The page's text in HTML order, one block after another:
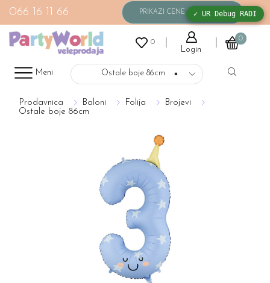
066 16 11 66
0
Login
0
Meni ×
Ostale boje 86cm
Prodavnica Baloni Folija
Brojevi
Ostale boje 86cm
✓ UR Debug RADI